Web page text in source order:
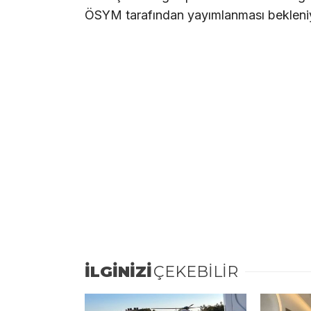
ÖSYM tarafından yayımlanması
İLGİNİZİÇEKEBİLİR